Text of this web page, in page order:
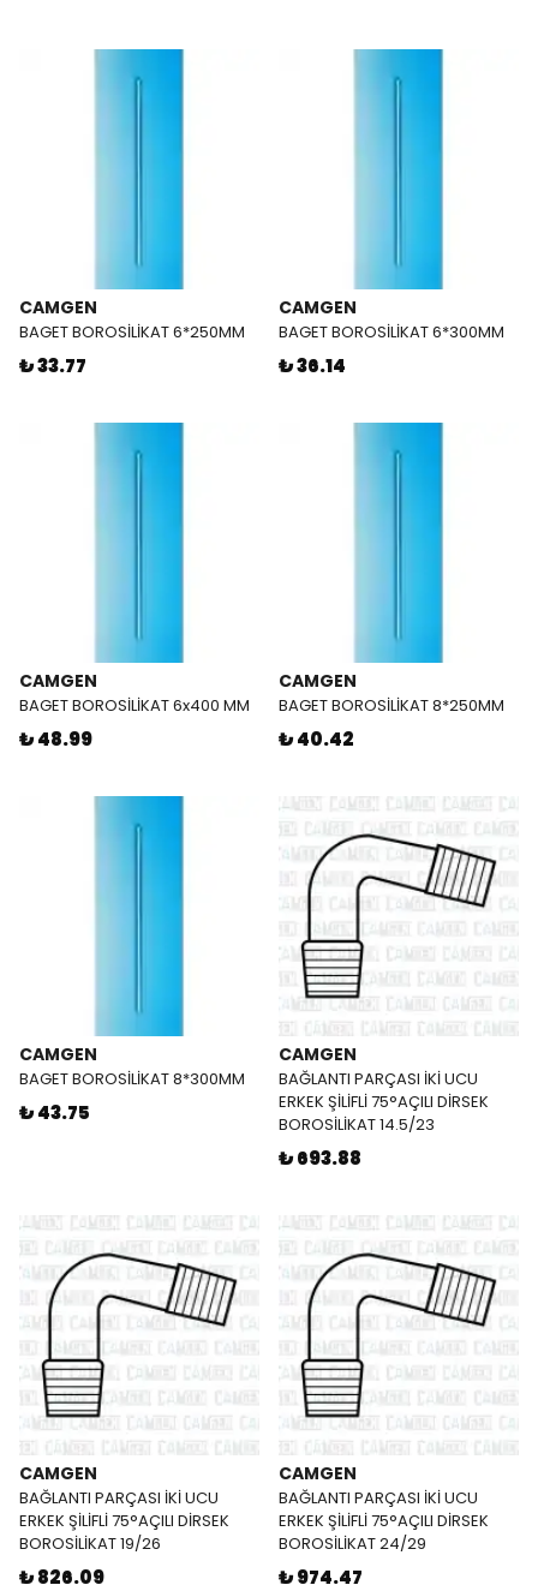
CAMGEN
BAGET BOROSİLİKAT 6*250MM
₺ 33.77
CAMGEN
BAGET BOROSİLİKAT 6*300MM
₺ 36.14
CAMGEN
BAGET BOROSİLİKAT 6x400 MM
₺ 48.99
CAMGEN
BAGET BOROSİLİKAT 8*250MM
₺ 40.42
CAMGEN
BAGET BOROSİLİKAT 8*300MM
₺ 43.75
CAMGEN
BAĞLANTI PARÇASI İKİ UCU
ERKEK ŞİLİFLİ 75°AÇILI DİRSEK
BOROSİLİKAT 14.5/23
₺ 693.88
CAMGEN
BAĞLANTI PARÇASI İKİ UCU
ERKEK ŞİLİFLİ 75°AÇILI DİRSEK
BOROSİLİKAT 19/26
₺ 826.09
CAMGEN
BAĞLANTI PARÇASI İKİ UCU
ERKEK ŞİLİFLİ 75°AÇILI DİRSEK
BOROSİLİKAT 24/29
₺ 974.47